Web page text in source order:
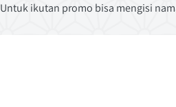
Untuk ikutan promo bisa mengisi